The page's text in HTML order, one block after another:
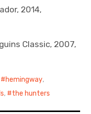
2014,
Classic, 2007,
hemingway,
, the hunters